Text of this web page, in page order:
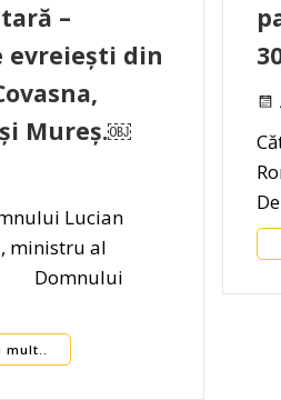
–
evreiești din
Mureș.￼
Lucian
ministru al
mult..